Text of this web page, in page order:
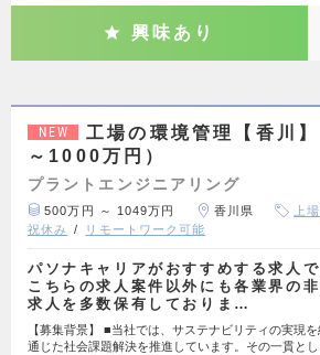
興味あり
NEW
工場の環境管理【香川
～1000万円）
プラントエンジニアリング
500万円 ～ 1049万円 香川県 上
祝休み
リモートワーク可能
パソナキャリアがおすすめする求人で
こちらの求人案件以外にも各業界の非
求人を多数保有しておりま…
【募集背景】 ■当社では、サステナビリティの実現
通じた社会課題解決を推進しています。その一貫とし